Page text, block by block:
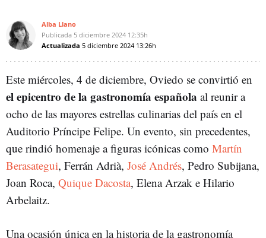
Alba Llano
Publicada 5 diciembre 2024 12:35h
Actualizada 5 diciembre 2024 13:26h
Este miércoles, 4 de diciembre, Oviedo se convirtió en
el epicentro de la gastronomía española al reunir a
ocho de las mayores estrellas culinarias del país en el
Auditorio Príncipe Felipe. Un evento, sin precedentes,
que rindió homenaje a figuras icónicas como Martín
Berasategui, Ferrán Adrià, José Andrés, Pedro Subijana,
Joan Roca, Quique Dacosta, Elena Arzak e Hilario
Arbelaitz.
Una ocasión única en la historia de la gastronomía